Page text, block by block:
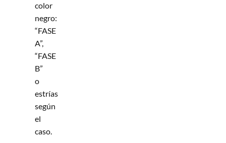
color
negro:
“FASE
A”,
“FASE
B”
o
estrías
según
el
caso.